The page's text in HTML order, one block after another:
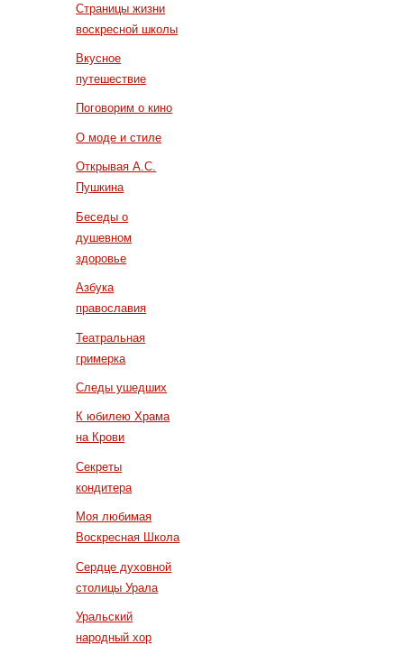
Страницы жизни
воскресной школы
Вкусное
путешествие
Поговорим о кино
О моде и стиле
Открывая А.С.
Пушкина
Беседы о
душевном
здоровье
Азбука
православия
Театральная
гримерка
Следы ушедших
К юбилею Храма
на Крови
Секреты
кондитера
Моя любимая
Воскресная Школа
Сердце духовной
столицы Урала
Уральский
народный хор